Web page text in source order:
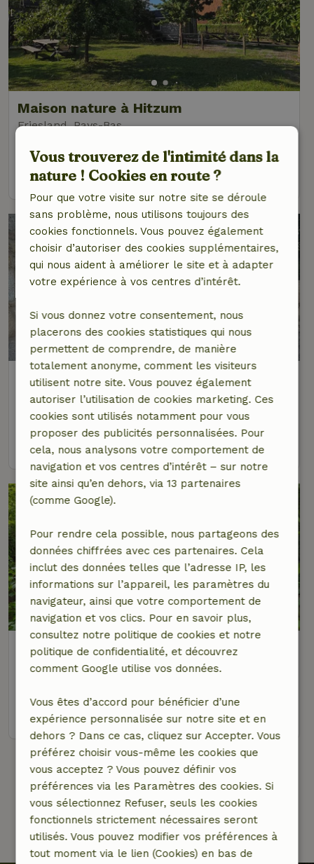
Maison nature à Hitzum
Friesland, Pays-Bas
2 personnes
1 Chambre à coucher
Maison nature à Le Nayrac
Occitanie, France
2 personnes1 Chambre à coucher
voir
Maison nature à Sprimont
Liège, Belgique
voir
1 de 500
Vous trouverez de l'intimité dans la
nature ! Cookies en route ?
Pour que votre visite sur notre site se déroule
sans problème, nous utilisons toujours des
cookies fonctionnels. Vous pouvez également
choisir d’autoriser des cookies supplémentaires,
qui nous aident à améliorer le site et à adapter
votre expérience à vos centres d’intérêt.
Si vous donnez votre consentement, nous
placerons des cookies statistiques qui nous
permettent de comprendre, de manière
totalement anonyme, comment les visiteurs
utilisent notre site. Vous pouvez également
autoriser l’utilisation de cookies marketing. Ces
cookies sont utilisés notamment pour vous
proposer des publicités personnalisées. Pour
cela, nous analysons votre comportement de
navigation et vos centres d’intérêt – sur notre
site ainsi qu’en dehors, via 13 partenaires
(comme Google).
Pour rendre cela possible, nous partageons des
données chiffrées avec ces partenaires. Cela
inclut des données telles que l’adresse IP, les
informations sur l’appareil, les paramètres du
navigateur, ainsi que votre comportement de
navigation et vos clics. Pour en savoir plus,
consultez notre politique de cookies et notre
politique de confidentialité, et découvrez
comment Google utilise vos données.
Vous êtes d’accord pour bénéficier d’une
expérience personnalisée sur notre site et en
dehors ? Dans ce cas, cliquez sur Accepter. Vous
préférez choisir vous-même les cookies que
vous acceptez ? Vous pouvez définir vos
préférences via les Paramètres des cookies. Si
vous sélectionnez Refuser, seuls les cookies
fonctionnels strictement nécessaires seront
utilisés. Vous pouvez modifier vos préférences à
tout moment via le lien (Cookies) en bas de